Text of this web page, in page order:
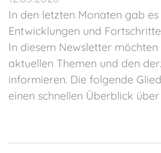
Kunden-
'
In den letzten Monaten gab
Entwicklungen und
In diesem Newsletter
aktuellen Themen und den
informieren. Die folgende
einen schnellen Überblick